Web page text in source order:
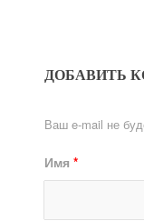
ДОБАВИТЬ
Ваш e-mail не
Имя *